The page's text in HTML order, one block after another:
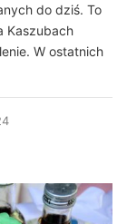
do dziś. To
Kaszubach
W ostatnich